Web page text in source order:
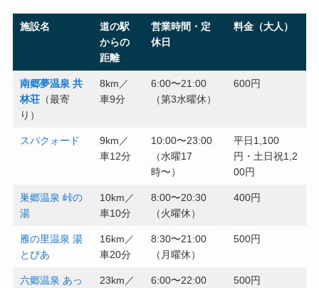
施設名
道の駅
からの
距離
営業時間・定
休日
料金（大人）
南郷夢温泉 共
林荘 （最寄
り）
8km／
車9分
6:00〜21:00
（第3水曜休）
600円
スパクォード
9km／
車12分
10:00〜23:00
（水曜17
時〜）
平日1,100
円・土日祝1,2
00円
巣郷温泉 峠の
湯
10km／
車10分
8:00〜20:30
（火曜休）
400円
雁の里温泉 湯
とぴあ
16km／
車20分
8:30〜21:00
（月曜休）
500円
六郷温泉 あっ
23km／
6:00〜22:00
500円